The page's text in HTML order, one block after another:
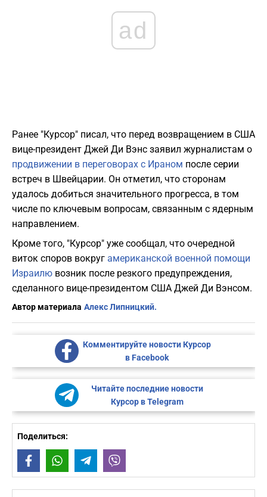
ad
Ранее "Курсор" писал, что перед возвращением в США
вице-президент Джей Ди Вэнс заявил журналистам о
продвижении в переговорах с Ираном после серии
встреч в Швейцарии. Он отметил, что сторонам
удалось добиться значительного прогресса, в том
числе по ключевым вопросам, связанным с ядерным
направлением.
Кроме того, "Курсор" уже сообщал, что очередной
виток споров вокруг американской военной помощи
Израилю возник после резкого предупреждения,
сделанного вице-президентом США Джей Ди Вэнсом.
Автор материала Алекс Липницкий.
Комментируйте новости Курсор
в Facebook
Читайте последние новости
Курсор в Telegram
Поделиться:
FacebookWhatsAppTelegram